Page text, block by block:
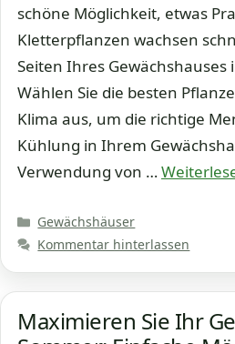
schöne Möglichkeit, etwas
Kletterpflanzen wachsen
Seiten Ihres Gewächshauses
Wählen Sie die besten
Klima aus, um die richtige
Kühlung in Ihrem
Verwendung von …
Kategorien
Gewächshäuser
Kommentar hinterlassen
Maximieren Sie Ihr